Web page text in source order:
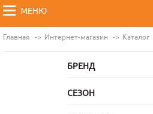
МЕНЮ
Главная Интернет-магазин Каталог
БРЕНД
СЕЗОН